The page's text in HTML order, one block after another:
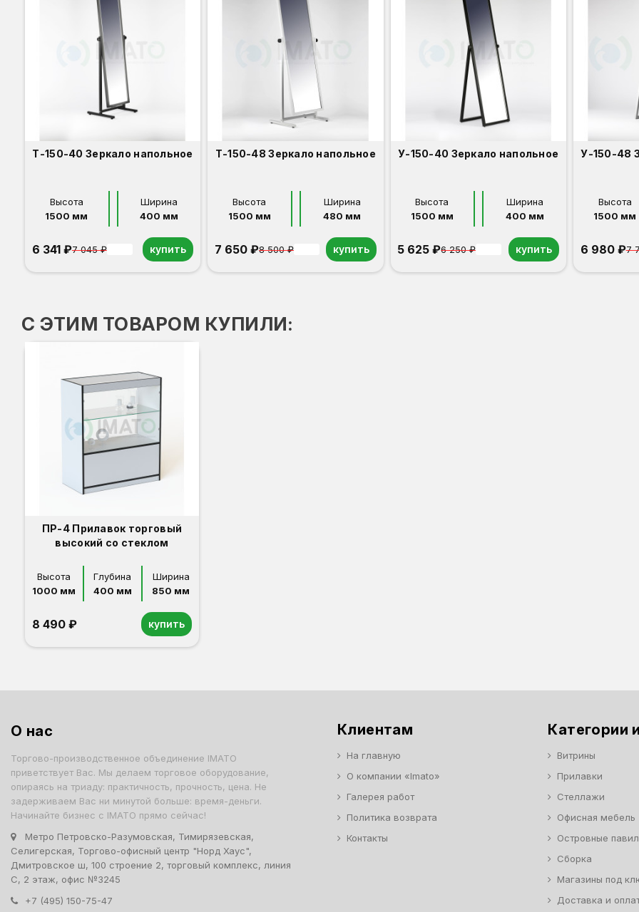
Т-150-40 Зеркало напольное
Высота
1500 мм
Ширина
400 мм
6 341 ₽7 045 ₽ купить
Т-150-48 Зеркало напольное
Высота
1500 мм
Ширина
480 мм
7 650 ₽8 500 ₽ купить
У-150-40 Зеркало напольное
Высота
1500 мм
Ширина
400 мм
5 625 ₽6 250 ₽ купить
У-150-48
Высота
1500 мм
6 980 ₽7
С ЭТИМ ТОВАРОМ КУПИЛИ:
ПР-4 Прилавок торговый
высокий со стеклом
Высота
1000 мм
Глубина
400 мм
Ширина
850 мм
8 490 ₽ купить
О нас
Торгово-производственное объединение IMATO
приветствует Вас. Мы делаем торговое оборудование,
опираясь на триаду: практичность, прочность, цена. Не
задерживаем Вас ни минутой больше: время-деньги.
Начинайте бизнес с IMATO прямо сейчас!
Метро Петровско-Разумовская, Тимирязевская,
Селигерская, Торгово-офисный центр "Норд Хаус",
Дмитровское ш, 100 строение 2, торговый комплекс, линия
С, 2 этаж, офис №3245
+7 (495) 150-75-47
Клиентам
На главную
О компании «Imato»
Галерея работ
Политика возврата
Контакты
Категории
Витрины
Прилавки
Стеллажи
Офисная мебель
Островные
Сборка
Магазины под
Доставка и